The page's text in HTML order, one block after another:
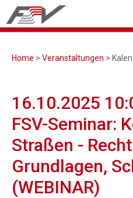
Home > Veranstaltungen >
16.10.2025
FSV-Seminar:
Straßen -
Grundlagen,
(WEBINAR)